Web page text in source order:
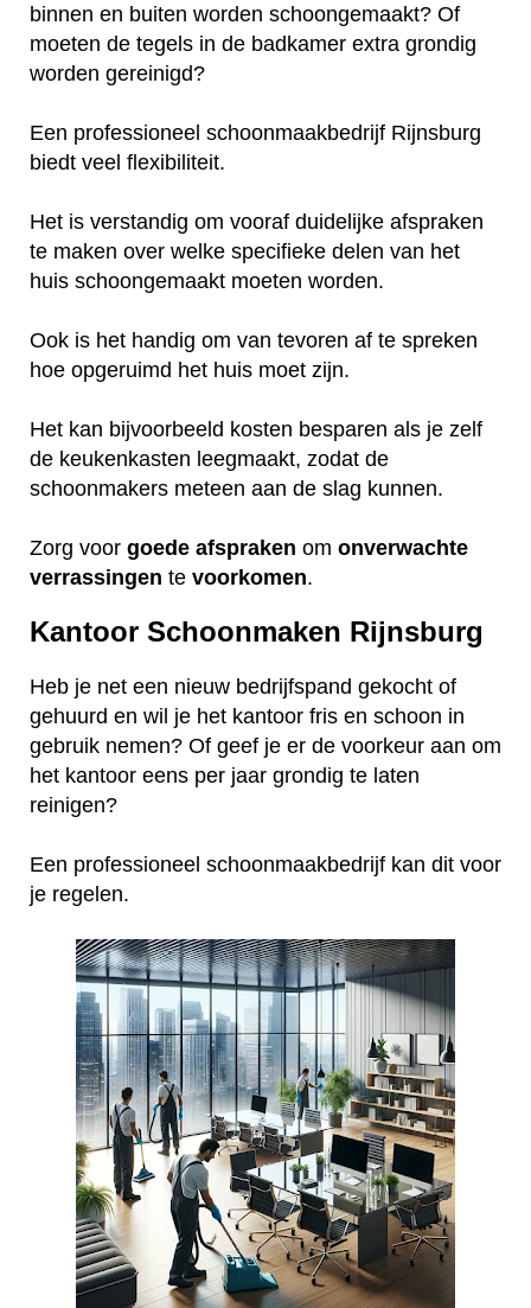
binnen en buiten worden schoongemaakt? Of
moeten de tegels in de badkamer extra grondig
worden gereinigd?
Een professioneel schoonmaakbedrijf Rijnsburg
biedt veel flexibiliteit.
Het is verstandig om vooraf duidelijke afspraken
te maken over welke specifieke delen van het
huis schoongemaakt moeten worden.
Ook is het handig om van tevoren af te spreken
hoe opgeruimd het huis moet zijn.
Het kan bijvoorbeeld kosten besparen als je zelf
de keukenkasten leegmaakt, zodat de
schoonmakers meteen aan de slag kunnen.
Zorg voor goede afspraken om onverwachte
verrassingen te voorkomen.
Kantoor Schoonmaken Rijnsburg
Heb je net een nieuw bedrijfspand gekocht of
gehuurd en wil je het kantoor fris en schoon in
gebruik nemen? Of geef je er de voorkeur aan om
het kantoor eens per jaar grondig te laten
reinigen?
Een professioneel schoonmaakbedrijf kan dit voor
je regelen.